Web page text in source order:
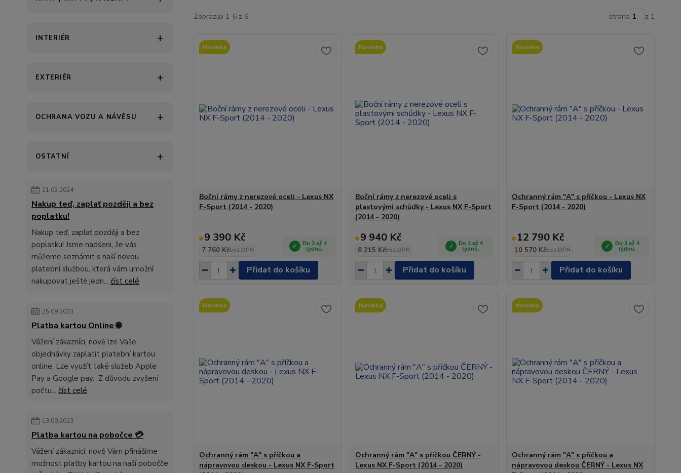
INTERIÉR
EXTERIÉR
OCHRANA VOZU A NÁVĚSU
OSTATNÍ
21.03.2024
Nakup teď, zaplať později a bez
poplatku!
Nakup teď, zaplať později a bez
poplatku! Jsme nadšeni, že vás
můžeme seznámit s naší novou
platební službou, která vám umožní
nakupovat ještě jedn... číst celé
25.09.2023
Platba kartou Online 🌐
Vážení zákazníci, nově lze Vaše
objednávky zaplatit platební kartou
online. Lze využít také služeb Apple
Pay a Google pay. Z důvodu zvyšení
počtu... číst celé
13.09.2023
Platba kartou na pobočce 💳
Vážení zákazníci, nově Vám přinášíme
možnost platby kartou na naší pobočče
Zobrazuji 1-6 z 6 strana z 1
Novinka
Boční rámy z nerezové oceli - Lexus NX
F-Sport (2014 - 2020)
9 390 Kč
7 760 Kčbez DPH
Do 3 až 4
týdnů.
Přidat do košíku
Novinka
Boční rámy z nerezové oceli s
plastovými schůdky - Lexus NX F-Sport
(2014 - 2020)
9 940 Kč
8 215 Kčbez DPH
Do 3 až 4
týdnů.
Přidat do košíku
Novinka
Ochranný rám "A" s příčkou - Lexus NX
F-Sport (2014 - 2020)
12 790 Kč
10 570 Kčbez DPH
Do 3 až 4
týdnů.
Přidat do košíku
Novinka
Ochranný rám "A" s příčkou a
nápravovou deskou - Lexus NX F-Sport
Novinka
Ochranný rám "A" s příčkou ČERNÝ -
Lexus NX F-Sport (2014 - 2020)
Novinka
Ochranný rám "A" s příčkou a
nápravovou deskou ČERNÝ - Lexus NX